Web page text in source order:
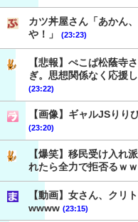
カツ丼屋さん「あかん
や！」
(23:23)
【悲報】ぺこぱ松蔭寺
ぎ。思想関係なく応援
(23:22)
【画像】ギャルJSりり
(23:20)
【爆笑】移民受け入れ
れたら全力で拒否るｗ
【動画】女さん、クリ
wwww (23:15)